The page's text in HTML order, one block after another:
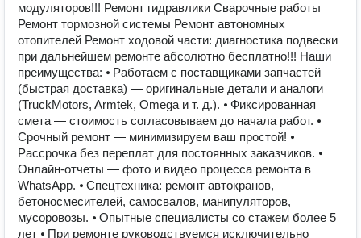
модуляторов!!! Ремонт гидравлики Сварочные работы
Ремонт тормозной системы Ремонт автономных
отопителей Ремонт ходовой части: диагностика подвески
при дальнейшем ремонте абсолютно бесплатно!!! Наши
преимущества: ⦁ Работаем с поставщиками запчастей
(быстрая доставка) — оригинальные детали и аналоги
(TruckMotors, Armtek, Omega и т. д.). ⦁ Фиксированная
смета — стоимость согласовываем до начала работ. ⦁
Срочный ремонт — минимизируем ваш простой! ⦁
Рассрочка без переплат для постоянных заказчиков. ⦁
Онлайн-отчеты — фото и видео процесса ремонта в
WhatsApp. ⦁ Спецтехника: ремонт автокранов,
бетоносмесителей, самосвалов, манипуляторов,
мусоровозы. ⦁ Опытные специалисты со стажем более 5
лет ⦁ При ремонте руководствуемся исключительно